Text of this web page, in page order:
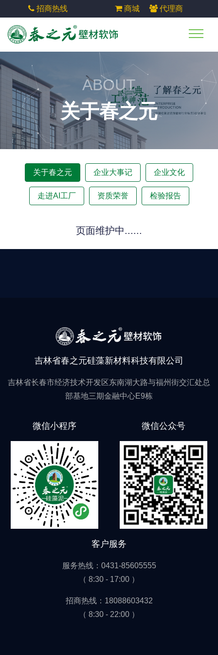
招商热线 商城 代理商
ABOUT
关于春之元
关于春之元 企业大事记 企业文化
走进AI工厂 资质荣誉 检验报告
页面维护中......
吉林省春之元硅藻新材料科技有限公司
吉林省长春市经济技术开发区东南湖大路与福州街交汇处总
部基地三期金融中心E9栋
微信小程序 微信公众号
客户服务
服务热线：0431-85605555
（ 8:30 - 17:00 ）
招商热线：18088603432
（ 8:30 - 22:00 ）